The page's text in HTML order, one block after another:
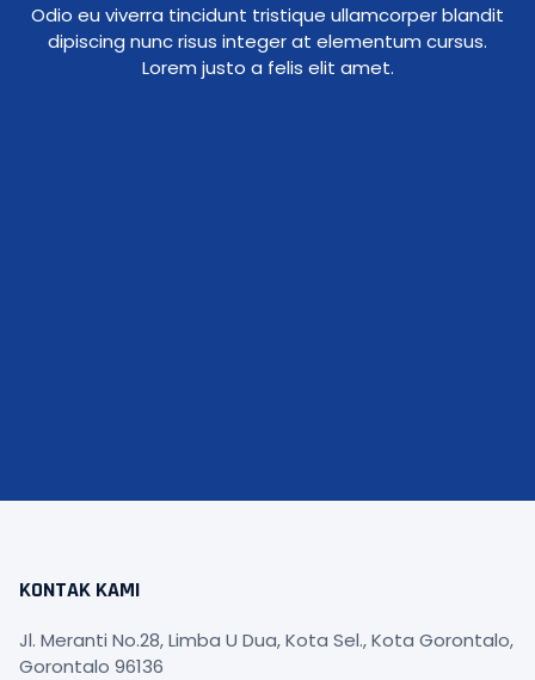
Odio eu viverra tincidunt tristique ullamcorper blandit
dipiscing nunc risus integer at elementum cursus.
Lorem justo a felis elit amet.
KONTAK KAMI
Jl. Meranti No.28, Limba U Dua, Kota Sel., Kota Gorontalo,
Gorontalo 96136